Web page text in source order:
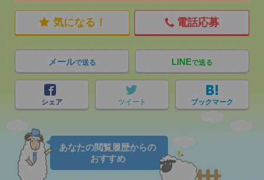
気になる！ 電話応募
メールで送る LINEで送る
シェア ツイート ブックマーク
あなたの閲覧履歴からの
おすすめ